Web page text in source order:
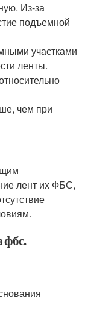
Из-за
подъемной
участками
ленты.
чем при
лент их ФБС,